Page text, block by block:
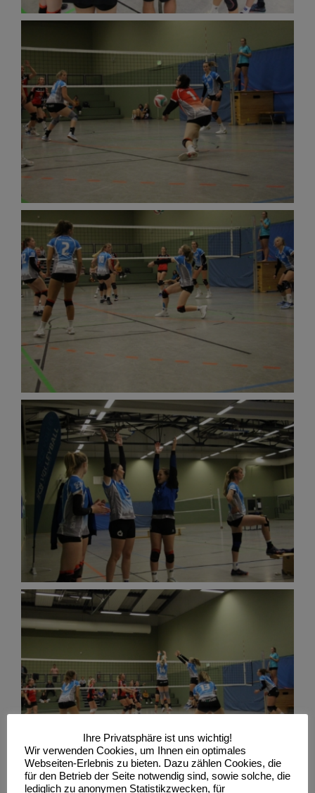
Ihre Privatsphäre ist uns wichtig!
Wir verwenden Cookies, um Ihnen ein optimales
Webseiten-Erlebnis zu bieten. Dazu zählen Cookies, die
für den Betrieb der Seite notwendig sind, sowie solche, die
lediglich zu anonymen Statistikzwecken, für